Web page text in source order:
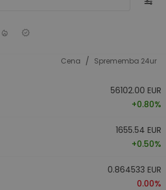
Cena / Sprememba 24ur
56102.00 EUR
+0.80%
1655.54 EUR
+0.50%
0.864533 EUR
0.00%